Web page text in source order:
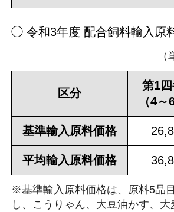
◯ 令和3年度 配合飼料輸入原
区分
第1
（4～
基準輸入原料価格
平均輸入原料価格
※基準輸入原料価格は、原料5品
し、こうりゃん、大豆油かす、